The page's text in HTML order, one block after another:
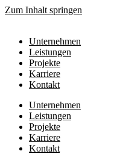
Zum Inhalt springen
Unternehmen
Leistungen
Projekte
Karriere
Kontakt
Unternehmen
Leistungen
Projekte
Karriere
Kontakt